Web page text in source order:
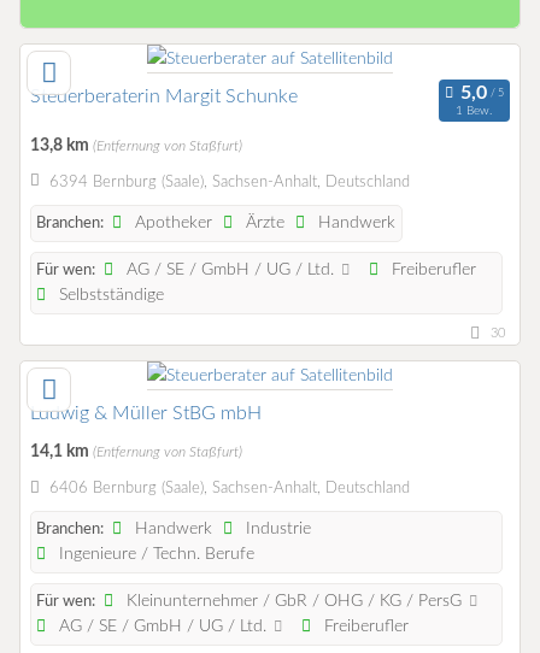
Steuerberaterin Margit Schunke
1 Bew.
13,8 km (Entfernung von Staßfurt)
6394 Bernburg (Saale), Sachsen-Anhalt, Deutschland
Branchen: Apotheker Ärzte Handwerk
Für wen: AG / SE / GmbH / UG / Ltd.
Freiberufler
Selbstständige
30
Ludwig & Müller StBG mbH
14,1 km (Entfernung von Staßfurt)
6406 Bernburg (Saale), Sachsen-Anhalt, Deutschland
Branchen: Handwerk
Industrie
Ingenieure / Techn. Berufe
Für wen:
Kleinunternehmer / GbR / OHG / KG / PersG
AG / SE / GmbH / UG / Ltd.
Freiberufler